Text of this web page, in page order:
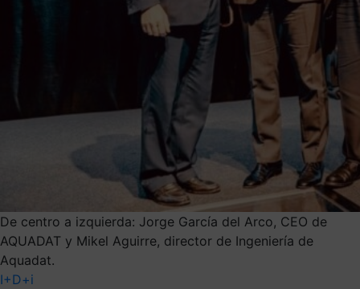
De centro a izquierda: Jorge García del Arco, CEO de
AQUADAT y Mikel Aguirre, director de Ingeniería de
Aquadat.
I+D+i